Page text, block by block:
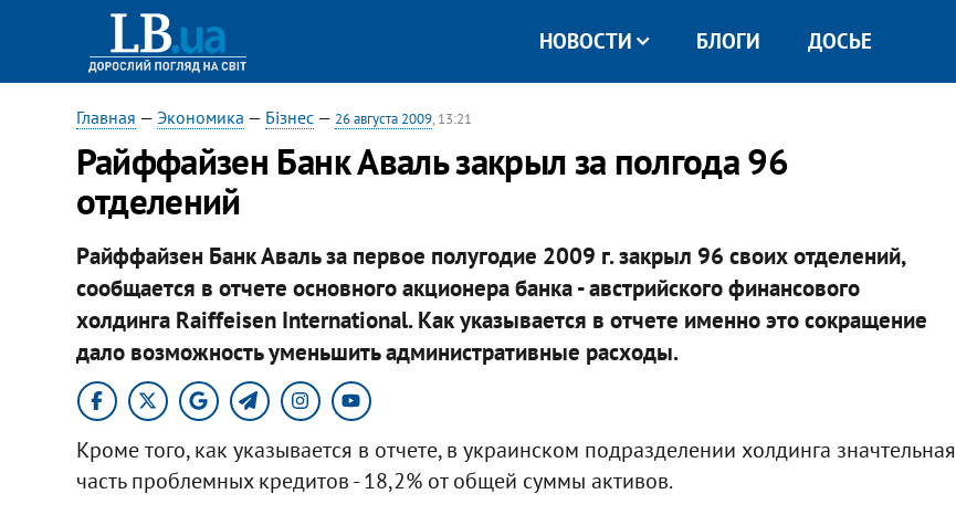
НОВОСТИ БЛОГИ ДОСЬЕ
Главная — Экономика — Бізнес— 26 августа 2009, 13:21
Райффайзен Банк Аваль закрыл за полгода 96
отделений
Райффайзен Банк Аваль за первое полугодие 2009 г. закрыл 96 своих отделений,
сообщается в отчете основного акционера банка - австрийского финансового
холдинга Raiffeisen International. Как указывается в отчете именно это сокращение
дало возможность уменьшить административные расходы.
Кроме того, как указывается в отчете, в украинском подразделении холдинга значтельная
часть проблемных кредитов - 18,2% от общей суммы активов.